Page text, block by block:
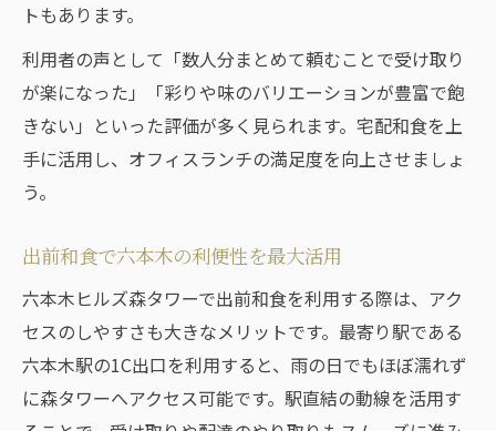
トもあります。
利用者の声として「数人分まとめて頼むことで受け取り
が楽になった」「彩りや味のバリエーションが豊富で飽
きない」といった評価が多く見られます。宅配和食を上
手に活用し、オフィスランチの満足度を向上させましょ
う。
出前和食で六本木の利便性を最大活用
六本木ヒルズ森タワーで出前和食を利用する際は、アク
セスのしやすさも大きなメリットです。最寄り駅である
六本木駅の1C出口を利用すると、雨の日でもほぼ濡れず
に森タワーへアクセス可能です。駅直結の動線を活用す